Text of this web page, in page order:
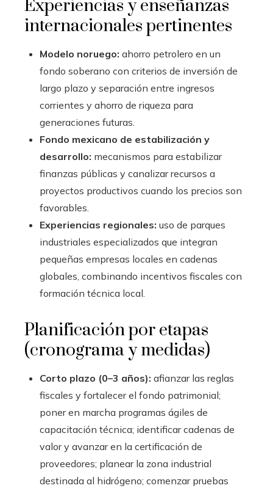
Experiencias y enseñanzas
internacionales pertinentes
Modelo noruego: ahorro petrolero en un
fondo soberano con criterios de inversión de
largo plazo y separación entre ingresos
corrientes y ahorro de riqueza para
generaciones futuras.
Fondo mexicano de estabilización y
desarrollo: mecanismos para estabilizar
finanzas públicas y canalizar recursos a
proyectos productivos cuando los precios son
favorables.
Experiencias regionales: uso de parques
industriales especializados que integran
pequeñas empresas locales en cadenas
globales, combinando incentivos fiscales con
formación técnica local.
Planificación por etapas
(cronograma y medidas)
Corto plazo (0–3 años): afianzar las reglas
fiscales y fortalecer el fondo patrimonial;
poner en marcha programas ágiles de
capacitación técnica; identificar cadenas de
valor y avanzar en la certificación de
proveedores; planear la zona industrial
destinada al hidrógeno; comenzar pruebas